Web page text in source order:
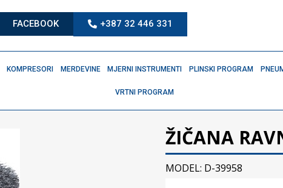
FACEBOOK +387 32 446 331
KOMPRESORI MERDEVINE MJERNI INSTRUMENTI PLINSKI PROGRAM
VRTNI PROGRAM
ŽIČANA
MODEL: D-39958